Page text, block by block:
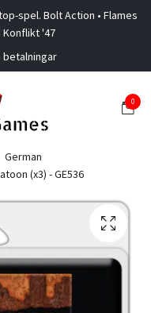
spel. Bolt Action • Flames
Konflikt '47
betalningar
0
German
(x3) - GE536